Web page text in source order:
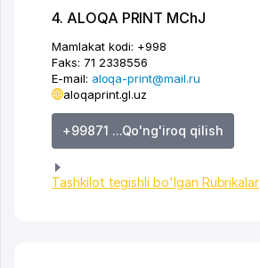
4. ALOQA PRINT MChJ
Mamlakat kodi: +998
Faks: 71 2338556
E-mail: aloqa-print@mail.ru
aloqaprint.gl.uz
+99871 ...Qo'ng'iroq qilish
Tashkilot tegishli bo'lgan Rubrikalar